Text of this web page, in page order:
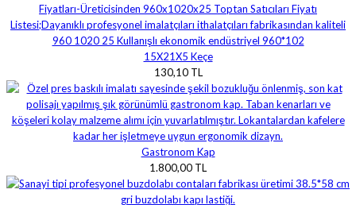
15X21X5 Keçe
130,10 TL
Gastronom Kap
1.800,00 TL